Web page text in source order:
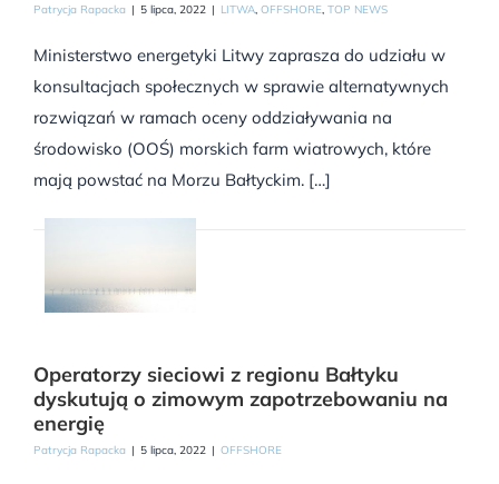
Patrycja Rapacka | 5 lipca, 2022 | LITWA, OFFSHORE, TOP NEWS
Ministerstwo energetyki Litwy zaprasza do udziału w
konsultacjach społecznych w sprawie alternatywnych
rozwiązań w ramach oceny oddziaływania na
środowisko (OOŚ) morskich farm wiatrowych, które
mają powstać na Morzu Bałtyckim. […]
Operatorzy sieciowi z regionu Bałtyku
dyskutują o zimowym zapotrzebowaniu na
energię
Patrycja Rapacka | 5 lipca, 2022 | OFFSHORE